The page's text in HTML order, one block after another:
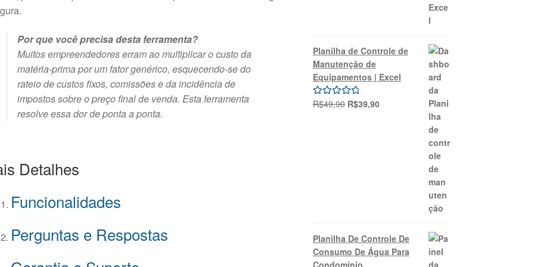
Por que você precisa desta ferramenta?
Muitos empreendedores erram ao multiplicar o custo da
matéria-prima por um fator genérico, esquecendo-se do
rateio de custos fixos, comissões e da incidência de
impostos sobre o preço final de venda. Esta ferramenta
resolve essa dor de ponta a ponta.
Detalhes
Funcionalidades
Perguntas e Respostas
Planilha de Controle de
Manutenção de
Equipamentos | Excel
Avaliação
R$49,90 O
R$39,90O
Planilha De Controle De
Consumo De Água Para